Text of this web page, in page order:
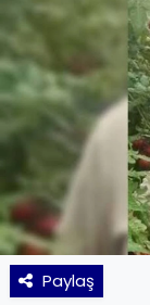
Paylaş
GÜNCEL
KÜLTÜR
POLİTİKA
SAĞLIK
Siyaset